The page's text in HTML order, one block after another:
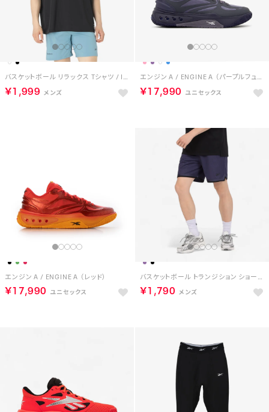
バスケットボール リラックス Tシャツ / ID BASKETBALL RELAXED T-SHIRT （ブラック）
￥1,999
エンジン A / ENGINE A （パープルフュージョン）
￥17,990
エンジン A / ENGINE A （レッド）
￥17,990
バスケットボール トランジション ショーツ / REEBOK BASKETBALL TRANSITION SHORT （パープル）
￥1,790